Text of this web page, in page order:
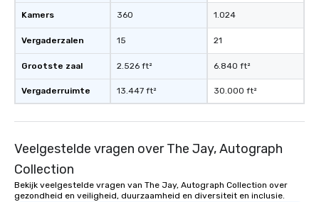
What’s more, your
a special warm
which can be an
those Instagram
For added ease, we
transportation pick-
as well as an event
experience, we can
glittering lights of The
Memorable
Kamers
Vergaderzalen
Grootste zaal
Vergaderruimte
360
15
2.526 ft²
13.447 ft²
1.024
21
6.840 ft²
30.000 ft²
Veelgestelde vragen over The Jay, Autograph
Collection
Bekijk veelgestelde vragen van The Jay, Autograph Collection over
gezondheid en veiligheid, duurzaamheid en diversiteit en inclusie.